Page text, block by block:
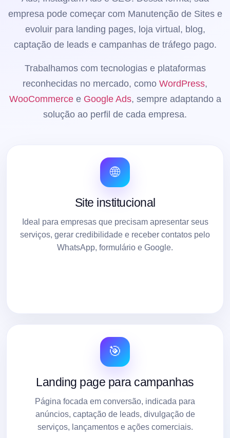
empresa pode começar com Manutenção de Sites e
evoluir para landing pages, loja virtual, blog,
captação de leads e campanhas de tráfego pago.
Trabalhamos com tecnologias e plataformas
reconhecidas no mercado, como WordPress,
WooCommercee Google Ads, sempre adaptando a
solução ao perfil de cada empresa.
🌐
Site institucional
Ideal para empresas que precisam apresentar seus
serviços, gerar credibilidade e receber contatos pelo
WhatsApp, formulário e Google.
🎯
Landing page para campanhas
Página focada em conversão, indicada para
anúncios, captação de leads, divulgação de
serviços, lançamentos e ações comerciais.